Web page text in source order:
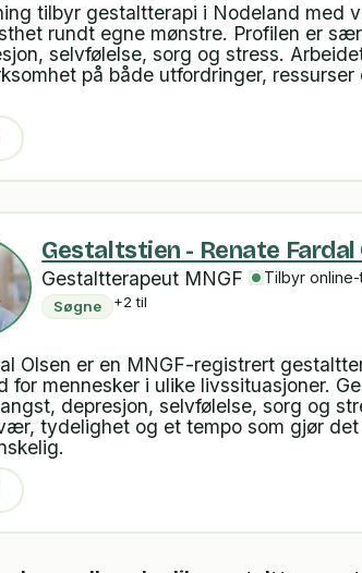
tilbyr gestaltterapi i Nodeland med
rundt egne mønstre. Profilen er
selvfølelse, sorg og stress.
på både utfordringer,
Gestaltstien - Renate Fardal
Gestaltterapeut MNGF Tilbyr online-
Søgne +2 til
Olsen er en MNGF-registrert
for mennesker i ulike livssituasjoner.
depresjon, selvfølelse, sorg og
tydelighet og et tempo som gjør det